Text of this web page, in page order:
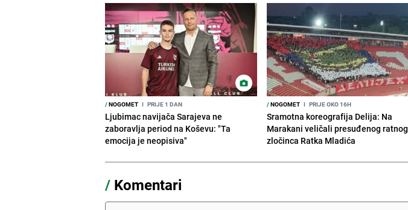
/NOGOMET I PRIJE 1 DAN
Ljubimac navijača Sarajeva ne
zaboravlja period na Koševu: "Ta
emocija je neopisiva"
/NOGOMET I PRIJE OKO 16H
Sramotna koreografija Delija: Na
Marakani veličali presuđenog ratnog
zločinca Ratka Mladića
/ Komentari